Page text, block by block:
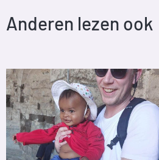
Anderen lezen ook